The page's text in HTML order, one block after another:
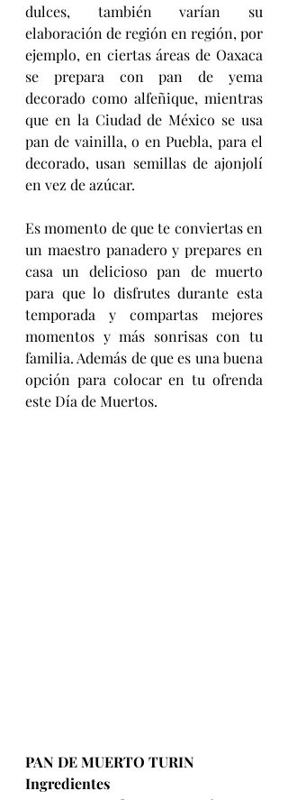
dulces, también varían su
elaboración de región en región, por
ejemplo, en ciertas áreas de Oaxaca
se prepara con pan de yema
decorado como alfeñique, mientras
que en la Ciudad de México se usa
pan de vainilla, o en Puebla, para el
decorado, usan semillas de ajonjolí
en vez de azúcar.
Es momento de que te conviertas en
un maestro panadero y prepares en
casa un delicioso pan de muerto
para que lo disfrutes durante esta
temporada y compartas mejores
momentos y más sonrisas con tu
familia. Además de que es una buena
opción para colocar en tu ofrenda
este Día de Muertos.
PAN DE MUERTO TURIN
Ingredientes